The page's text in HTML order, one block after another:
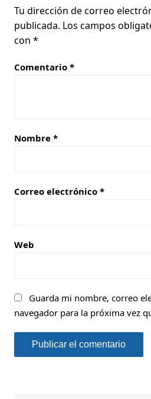
Tu dirección de correo
publicada. Los campos
con *
Comentario *
Nombre *
Correo electrónico *
Web
Guarda mi nombre, correo
navegador para la próxima vez